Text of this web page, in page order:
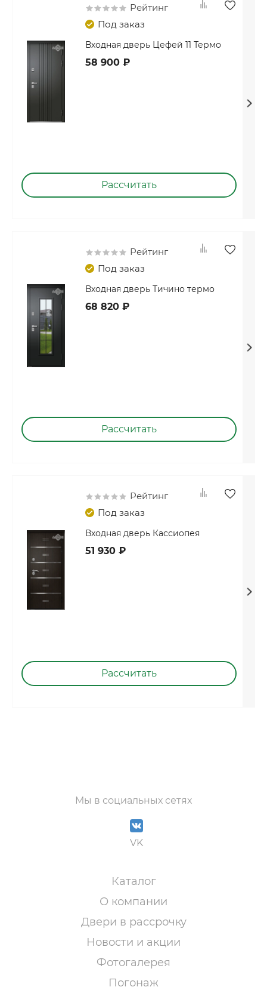
Рейтинг
Под заказ
Входная дверь Цефей 11 Термо
58 900 ₽
Рассчитать
Рейтинг
Под заказ
Входная дверь Тичино термо
68 820 ₽
Рассчитать
Рейтинг
Под заказ
Входная дверь Кассиопея
51 930 ₽
Рассчитать
Мы в социальных сетях
VK
Каталог
О компании
Двери в рассрочку
Новости и акции
Фотогалерея
Погонаж